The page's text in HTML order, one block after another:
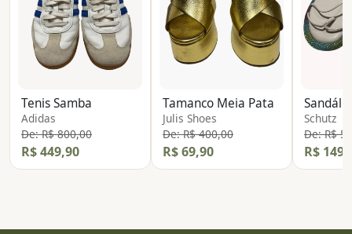
Tenis Samba
Adidas
De: R$ 800,00
R$ 449,90
Tamanco Meia Pata
Julis Shoes
De: R$ 400,00
R$ 69,90
Schutz
De: R$
R$